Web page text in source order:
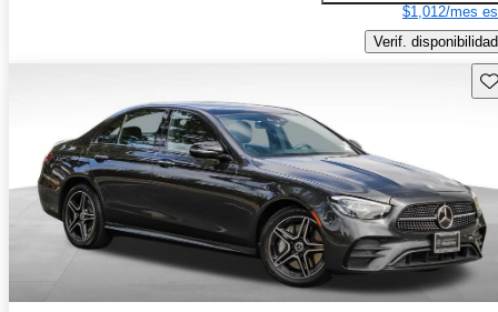
$1,012/mes
Verif. disponibilidad